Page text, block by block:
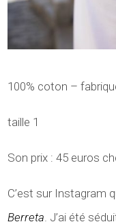
100% coton –
taille 1
Son prix : 45 euros
C’est sur Instagram
Berreta . J’ai été